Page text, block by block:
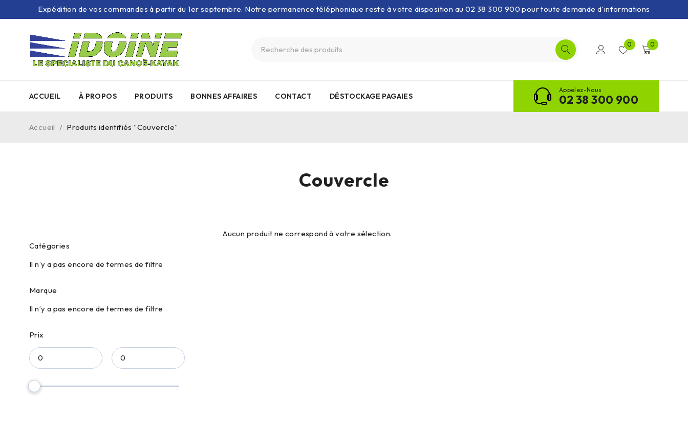
Expédition de vos commandes à partir du 1er septembre. Notre permanence téléphonique reste à votre disposition au 02 38 300 900 pour toute demande d'informations
0 0
ACCUEIL À PROPOS PRODUITS BONNES AFFAIRES CONTACT DÉSTOCKAGE PAGAIES
Appelez-Nous
02 38 300 900
Couvercle
Accueil / Produits identifiés “Couvercle”
Catégories
Il n’y a pas encore de termes de filtre
Marque
Il n’y a pas encore de termes de filtre
Prix
Aucun produit ne correspond à votre sélection.